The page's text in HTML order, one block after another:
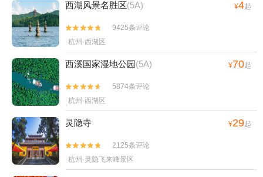
庄+杭州西溪喜来登度假大酒店+杭州兰里景
区+杭州X秀+西溪空中揽胜氦气球+杭州长乔
吉泡泡乐园+良渚博物院+青芝坞+浙江省人
民大会堂+浙江大学之江校区+西溪森林温泉
度假村+杭州西湖博物馆(总馆)+杭州孔庙+杭
州西溪海狮主题乐园+严州古城景区+杭州长
乔亲子乐园+杭州乐活岛+西湖外事游船
+OMG心跳乐园+浙江美术馆+三渡鹿营户外
营地+浙江省科技馆+飞来峰+大奇山魔幻乐
园+良渚古城遗址水利系统老虎岭遗址+西溪
艺得美术馆+杭州灵山景区+灵隐飞来峰-凉亭
+西湖龙井茶+雷峰塔藕香居+西溪城市文化
公园+浙江西湖美术馆+西湖龙井山园+临安
时尚古镇+乌镇有戏FUN-已下线+嘉兴画院
+灵隐飞来峰-凉亭+西溪城市文化公园+嘉兴
美术馆+星零界(南浔古镇）+盐官潮乐之城
+嘉兴开元森泊度假乐园+观潮城+飞来峰造
像+西溪湿地董湾+南浔古镇白金水上营地
+嘉兴开元森泊幻想岛+嘉兴开元森泊水乐园1
日游
西湖风景名胜区(5A) ¥4起


9425条评论
杭州·西湖区
西溪国家湿地公园(5A) ¥70起


5874条评论
杭州·西湖区
灵隐寺 ¥29起


2125条评论
杭州·灵隐飞来峰景区